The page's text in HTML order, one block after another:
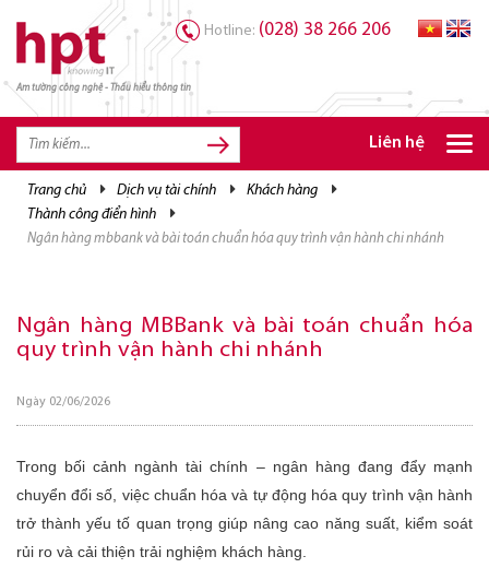
Am tường công nghệ - Thấu hiểu thông tin
Hotline: (028) 38 266 206
Liên hệ
trang chủ dịch vụ tài chính
khách hàng
thành công điển hình
ngân hàng mbbank và bài toán chuẩn hóa quy trình vận hành chi nhánh
Ngân hàng MBBank và bài toán chuẩn hóa
quy trình vận hành chi nhánh
Ngày 02/06/2026
Trong bối cảnh ngành tài chính – ngân hàng đang đẩy mạnh
chuyển đổi số, việc chuẩn hóa và tự động hóa quy trình vận hành
trở thành yếu tố quan trọng giúp nâng cao năng suất, kiểm soát
rủi ro và cải thiện trải nghiệm khách hàng.
TRANG CHỦ
TRANG CHỦ
GIẢI PHÁP
CƠ HỘI NGHỀ NGHIỆP